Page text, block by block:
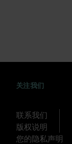
关注我们
联系我们
版权说明
您的隐私声明